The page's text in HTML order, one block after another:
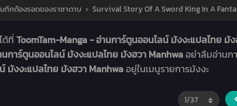
กต้องรอดของราชาดาบ › Survival Story Of A Sword King In A
ได้ที่ ToomTam-Manga - อ่านการ์ตูนออนไลน์ มังงะแปลไทย มั
การ์ตูนออนไลน์ มังงะแปลไทย มังฮวา Manhwaอย่าลืมอ่านก
มังงะแปลไทย มังฮวา Manhwaอยู่ในเมนูรายการมังงะ